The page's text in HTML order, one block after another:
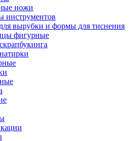
ножи
инструментов
вырубки и формы для тиснения
фигурные